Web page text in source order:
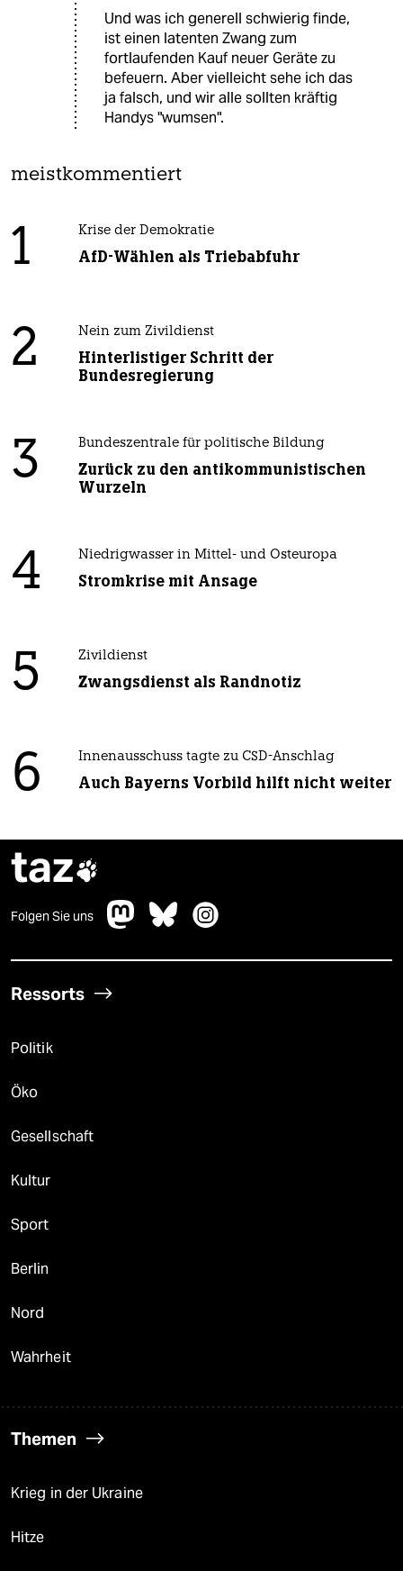
Und was ich generell schwierig finde,
ist einen latenten Zwang zum
fortlaufenden Kauf neuer Geräte zu
befeuern. Aber vielleicht sehe ich das
ja falsch, und wir alle sollten kräftig
Handys "wumsen".
meistkommentiert
1 Krise der Demokratie
AfD-Wählen als Triebabfuhr
2 Nein zum Zivildienst
Hinterlistiger Schritt der
Bundesregierung
3 Bundeszentrale für politische Bildung
Zurück zu den antikommunistischen
Wurzeln
4 Niedrigwasser in Mittel- und Osteuropa
Stromkrise mit Ansage
5 Zivildienst
Zwangsdienst als Randnotiz
6 Innenausschuss tagte zu CSD-Anschlag
Auch Bayerns Vorbild hilft nicht weiter
taz
Folgen Sie uns
Ressorts
Politik
Öko
Gesellschaft
Kultur
Sport
Berlin
Nord
Wahrheit
Themen
Krieg in der Ukraine
Hitze